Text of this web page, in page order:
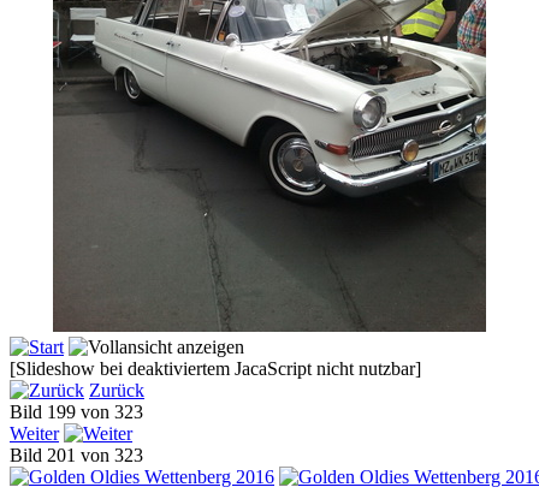
[Slideshow bei deaktiviertem JacaScript nicht nutzbar]
Zurück
Bild 199 von 323
Weiter
Bild 201 von 323